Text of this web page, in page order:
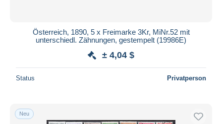
Österreich, 1890, 5 x Freimarke 3Kr, MiNr.52 mit
unterschiedl. Zähnungen, gestempelt (19986E)
± 4,04 $
Status Privatperson
Neu